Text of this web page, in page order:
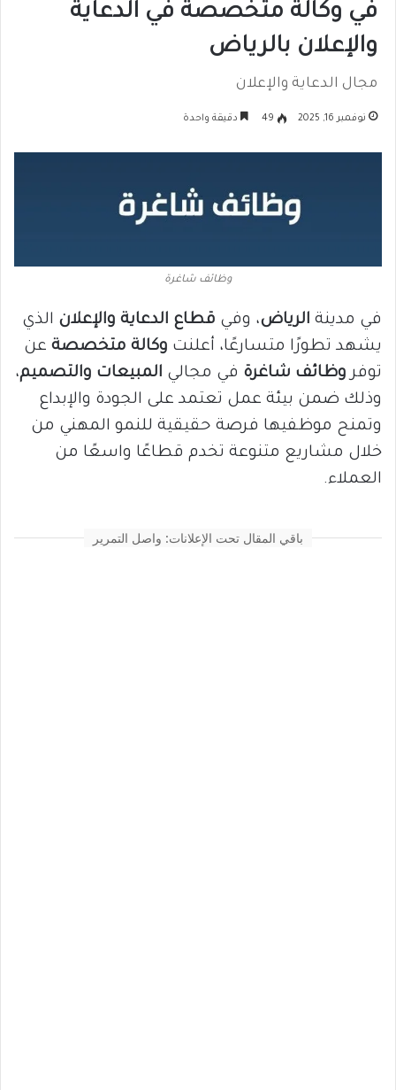
في وكالة متخصصة في الدعاية
والإعلان بالرياض
مجال الدعاية والإعلان
نوفمبر 16, 2025 49 دقيقة واحدة
وظائف شاغرة
في مدينة الرياض، وفي قطاع الدعاية والإعلان الذي
يشهد تطورًا متسارعًا، أعلنت وكالة متخصصة عن
توفروظائف شاغرة في مجالي المبيعات والتصميم،
وذلك ضمن بيئة عمل تعتمد على الجودة والإبداع
وتمنح موظفيها فرصة حقيقية للنمو المهني من
خلال مشاريع متنوعة تخدم قطاعًا واسعًا من
العملاء.
باقي المقال تحت الإعلانات: واصل التمرير